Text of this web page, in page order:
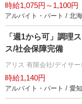
時給1,075円～1,100円
アルバイト・パート / 北
「週1から可」調理
ス/社会保障完備
アリス 有限会社/デイサ
時給1,140円
アルバイト・パート / 愛